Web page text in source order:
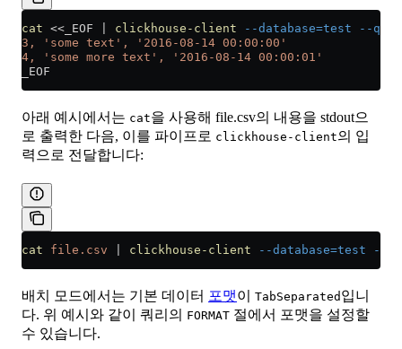
cat << _EOF clickhouse-client --database=test --
3, 'some text', '2016-08-14 00:00:00'
4, 'some more text', '2016-08-14 00:00:01'
_EOF
아래 예시에서는 cat을 사용해 file.csv의 내용을 stdout으
로 출력한 다음, 이를 파이프로 clickhouse-client의 입
력으로 전달합니다:
cat file.csv clickhouse-client --database=test --
배치 모드에서는 기본 데이터 포맷이 TabSeparated 입니
다. 위 예시와 같이 쿼리의 FORMAT 절에서 포맷을 설정할
수 있습니다.